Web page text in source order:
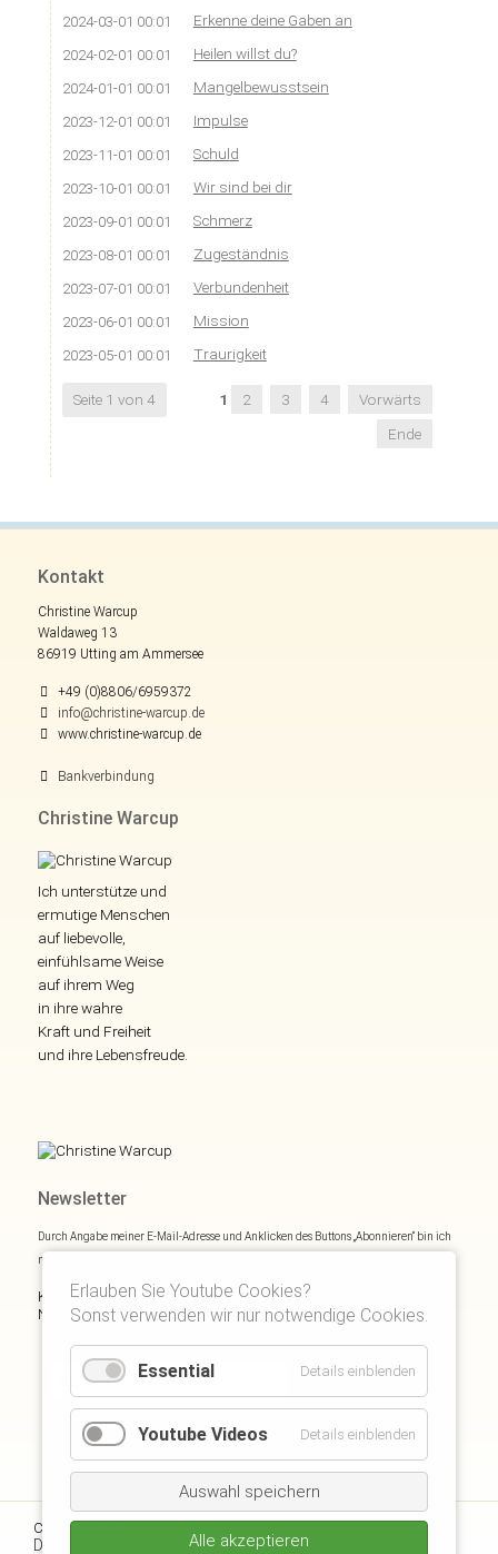
2024-03-01 00:01 Erkenne deine Gaben an
2024-02-01 00:01 Heilen willst du?
2024-01-01 00:01 Mangelbewusstsein
2023-12-01 00:01 Impulse
2023-11-01 00:01 Schuld
2023-10-01 00:01 Wir sind bei dir
2023-09-01 00:01 Schmerz
2023-08-01 00:01 Zugeständnis
2023-07-01 00:01 Verbundenheit
2023-06-01 00:01 Mission
2023-05-01 00:01 Traurigkeit
Seite 1 von 4 1 2 3 4
Vorwärts
Ende
Kontakt
Christine Warcup
Waldaweg 13
86919 Utting am Ammersee
+49 (0)8806/6959372
info@christine-warcup.de
www.christine-warcup.de
Bankverbindung
Christine Warcup
Ich unterstütze und
ermutige Menschen
auf liebevolle,
einfühlsame Weise
auf ihrem Weg
in ihre wahre
Kraft und Freiheit
und ihre Lebensfreude.
Newsletter
Durch Angabe meiner E-Mail-Adresse und Anklicken des Buttons „Abonnieren“ bin ich
mich mit
Kostenloses E- und Audiobook & monatliche Inspirationen via
Newsletter:
Copyright © 2026 Christine Warcup | Kontakt Impressum
Datenschutzerklärung |Disclaimer|Suchen
Erlauben Sie Youtube Cookies?
Sonst verwenden wir nur notwendige Cookies.
Essential Details einblenden
Youtube Videos Details einblenden
Auswahl speichern
Alle akzeptieren